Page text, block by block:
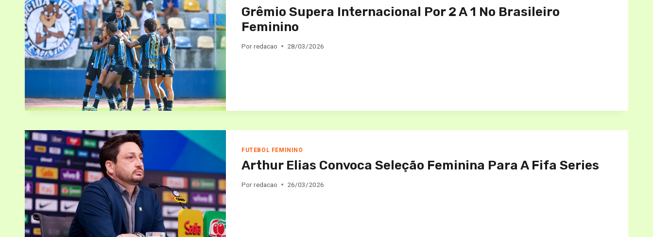
Grêmio Supera Internacional Por 2 A 1 No Brasileiro
Feminino
Porredacao 28/03/2026
FUTEBOL FEMININO
Arthur Elias Convoca Seleção Feminina Para A Fifa Series
Porredacao 26/03/2026